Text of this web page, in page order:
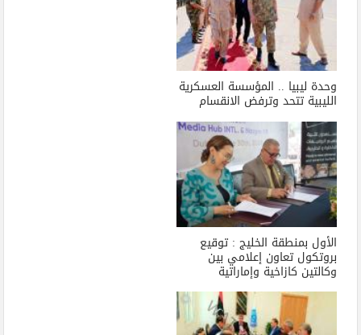
وحدة ليبيا .. المؤسسة العسكرية
الليبية تتحد وترفض الانقسام
الأول بمنطقة الخليج : توقيع
بروتكول تعاون إعلامي بين
وكالتين كازاخية وإماراتية